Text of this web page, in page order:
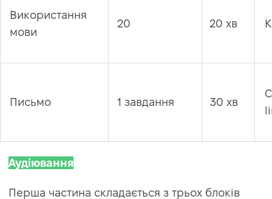
Використання
мови
20 20 хв
Письмо 1 завдання 30 хв
Аудіювання
Перша частина складається з трьох блоків